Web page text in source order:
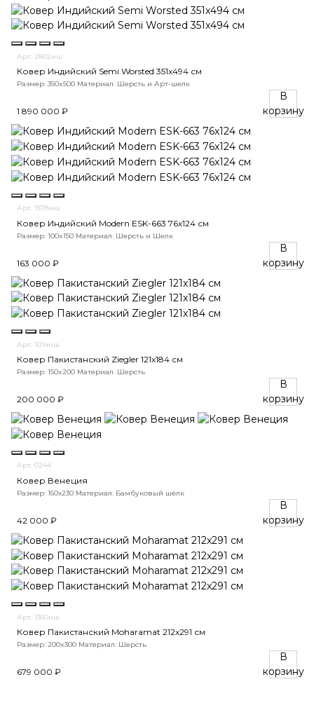
Арт. 2802нш
Ковер Индийский Semi Worsted 351x494 см
Размер: 350x500 Материал: Шерсть и Арт-шелк
1 890 000 ₽
В
корзину
Арт. 1578нш
Ковер Индийский Modern ESK-663 76x124 см
Размер: 100x150 Материал: Шерсть и Шелк
163 000 ₽
В
корзину
Арт. 1014нш
Ковер Пакистанский Ziegler 121x184 см
Размер: 150x200 Материал: Шерсть
200 000 ₽
В
корзину
Арт. 0244
Ковер Венеция
Размер: 160х230 Материал: Бамбуковый шёлк
42 000 ₽
В
корзину
Арт. 1360нш
Ковер Пакистанский Moharamat 212x291 см
Размер: 200x300 Материал: Шерсть
679 000 ₽
В
корзину